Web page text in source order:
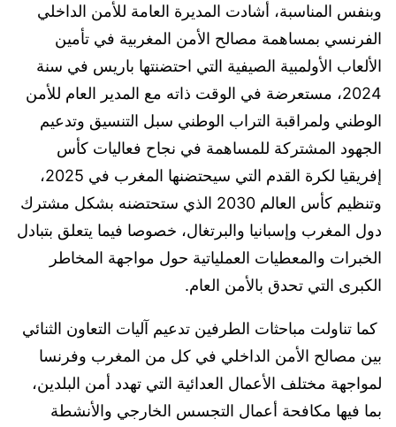
وبنفس المناسبة، أشادت المديرة العامة للأمن الداخلي
الفرنسي بمساهمة مصالح الأمن المغربية في تأمين
الألعاب الأولمبية الصيفية التي احتضنتها باريس في سنة
2024، مستعرضة في الوقت ذاته مع المدير العام للأمن
الوطني ولمراقبة التراب الوطني سبل التنسيق وتدعيم
الجهود المشتركة للمساهمة في نجاح فعاليات كأس
إفريقيا لكرة القدم التي سيحتضنها المغرب في 2025،
وتنظيم كأس العالم 2030 الذي ستحتضنه بشكل مشترك
دول المغرب وإسبانيا والبرتغال، خصوصا فيما يتعلق بتبادل
الخبرات والمعطيات العملياتية حول مواجهة المخاطر
الكبرى التي تحدق بالأمن العام.
كما تناولت مباحثات الطرفين تدعيم آليات التعاون الثنائي
بين مصالح الأمن الداخلي في كل من المغرب وفرنسا
لمواجهة مختلف الأعمال العدائية التي تهدد أمن البلدين،
بما فيها مكافحة أعمال التجسس الخارجي والأنشطة